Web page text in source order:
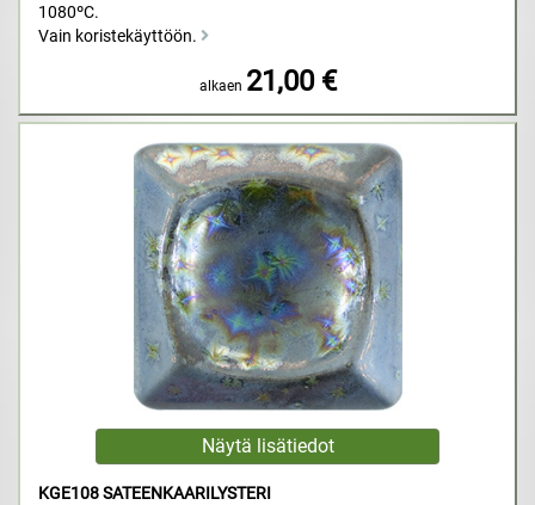
1080ºC.
Vain koristekäyttöön.
alkaen 21,00 €
KGE108 SATEENKAARILYSTERI